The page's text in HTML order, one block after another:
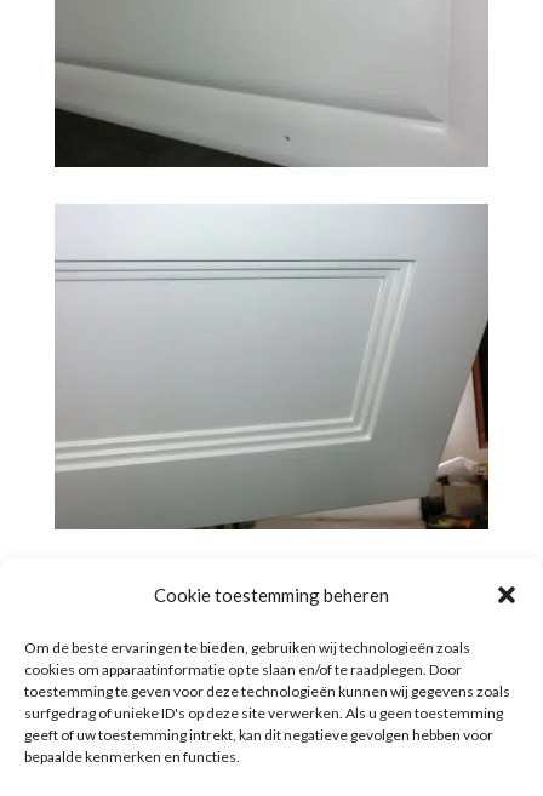
Cookie toestemming beheren
Om de beste ervaringen te bieden, gebruiken wij technologieën zoals
cookies om apparaatinformatie op te slaan en/of te raadplegen. Door
toestemming te geven voor deze technologieën kunnen wij gegevens zoals
surfgedrag of unieke ID's op deze site verwerken. Als u geen toestemming
geeft of uw toestemming intrekt, kan dit negatieve gevolgen hebben voor
bepaalde kenmerken en functies.